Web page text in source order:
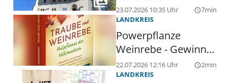
23.07.2026 10:35 Uhr query_builder7min
LANDKREIS
Powerpflanze
Weinrebe - Gewinne
einen Ratgeber
22.07.2026 12:16 Uhr query_builder2min
LANDKREIS